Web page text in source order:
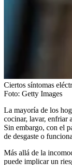
Ciertos síntomas
Foto: Getty Images
La mayoría de los
cocinar, lavar, enfriar
Sin embargo, con el
de desgaste o
Más allá de la
puede implicar un